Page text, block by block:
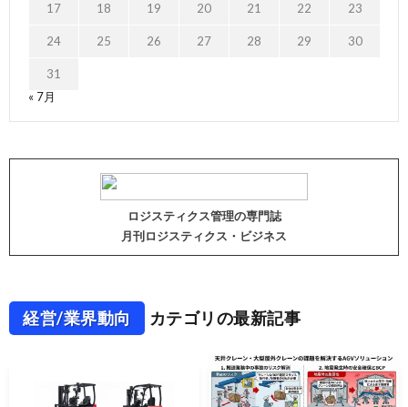
17 18 19 20 21 22 23
24 25 26 27 28 29 30
31
« 7月
ロジスティクス管理の専門誌
月刊ロジスティクス・ビジネス
経営/業界動向 カテゴリの最新記事